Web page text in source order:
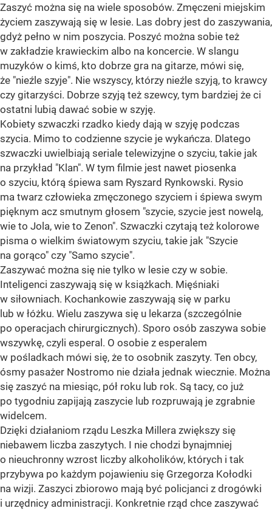
Zaszyć można się na wiele sposobów. Zmęczeni miejskim
życiem zaszywają się w lesie. Las dobry jest do zaszywania,
gdyż pełno w nim poszycia. Poszyć można sobie też
w zakładzie krawieckim albo na koncercie. W slangu
muzyków o kimś, kto dobrze gra na gitarze, mówi się,
że "nieźle szyje". Nie wszyscy, którzy nieźle szyją, to krawcy
czy gitarzyści. Dobrze szyją też szewcy, tym bardziej że ci
ostatni lubią dawać sobie w szyję.
Kobiety szwaczki rzadko kiedy dają w szyję podczas
szycia. Mimo to codzienne szycie je wykańcza. Dlatego
szwaczki uwielbiają seriale telewizyjne o szyciu, takie jak
na przykład "Klan". W tym filmie jest nawet piosenka
o szyciu, którą śpiewa sam Ryszard Rynkowski. Rysio
ma twarz człowieka zmęczonego szyciem i śpiewa swym
pięknym acz smutnym głosem "szycie, szycie jest nowelą,
wie to Jola, wie to Zenon". Szwaczki czytają też kolorowe
pisma o wielkim światowym szyciu, takie jak "Szycie
na gorąco" czy "Samo szycie".
Zaszywać można się nie tylko w lesie czy w sobie.
Inteligenci zaszywają się w książkach. Mięśniaki
w siłowniach. Kochankowie zaszywają się w parku
lub w łóżku. Wielu zaszywa się u lekarza (szczególnie
po operacjach chirurgicznych). Sporo osób zaszywa sobie
wszywkę, czyli esperal. O osobie z esperalem
w pośladkach mówi się, że to osobnik zaszyty. Ten obcy,
ósmy pasażer Nostromo nie działa jednak wiecznie. Można
się zaszyć na miesiąc, pół roku lub rok. Są tacy, co już
po tygodniu zapijają zaszycie lub rozpruwają je zgrabnie
widelcem.
Dzięki działaniom rządu Leszka Millera zwiększy się
niebawem liczba zaszytych. I nie chodzi bynajmniej
o nieuchronny wzrost liczby alkoholików, których i tak
przybywa po każdym pojawieniu się Grzegorza Kołodki
na wizji. Zaszyci zbiorowo mają być policjanci z drogówki
i urzędnicy administracji. Konkretnie rząd chce zaszywać